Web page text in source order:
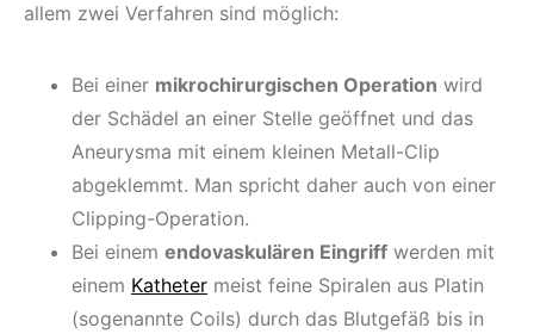
allem zwei Verfahren sind möglich:
Bei einer mikrochirurgischen Operation wird
der Schädel an einer Stelle geöffnet und das
Aneurysma mit einem kleinen Metall-Clip
abgeklemmt. Man spricht daher auch von einer
Clipping-Operation.
Bei einem endovaskulären Eingriff werden mit
einem Katheter meist feine Spiralen aus Platin
(sogenannte Coils) durch das Blutgefäß bis in